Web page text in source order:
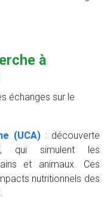
à
échanges sur le
(UCA): découverte
, qui simulent les
et animaux. Ces
nutritionnels des